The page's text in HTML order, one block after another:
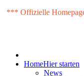
*** Offizielle
HomeHier starten
News